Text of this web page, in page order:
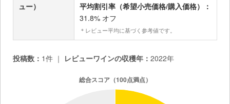
ュー）
平均割引率（希望小売価格/購入価格）：
31.8% オフ
＊レビュー平均に基づく参考値です。
投稿数： 1件 ｜ レビューワインの収穫年： 2022年